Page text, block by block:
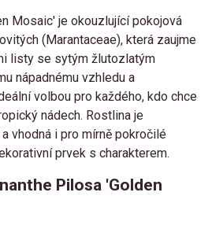
Mosaic' je okouzlující pokojová
(Marantaceae), která zaujme
listy se sytým žlutozlatým
nápadnému vzhledu a
volbou pro každého, kdo chce
nádech. Rostlina je
vhodná i pro mírně pokročilé
prvek s charakterem.
Pilosa 'Golden